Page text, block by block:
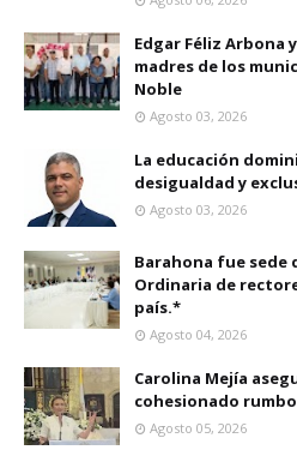
Edgar Féliz Arbona
madres de los
Noble
Agosto 03, 2026
La educación
desigualdad y
Agosto 03, 2026
Barahona fue sede
Ordinaria de
país.*
Agosto 04, 2026
Carolina Mejía
cohesionado rumbo
Agosto 05, 2026